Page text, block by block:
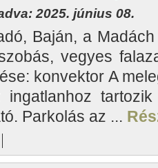
2025. június 08.
Baján, a
vegyes
konvektor A
ingatlanhoz
Parkolás az ...